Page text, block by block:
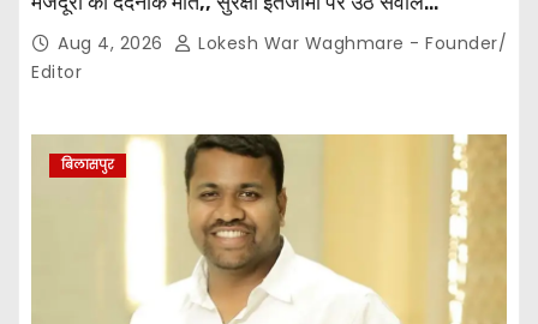
Aug 4, 2026
Lokesh War Waghmare - Founder/
Editor
बिलासपुर